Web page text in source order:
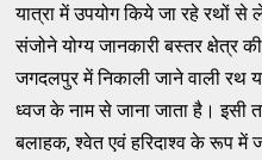
यात्रा में उपयोग किये जा रहे रथों से
संजोने योग्य जानकारी बस्तर क्षेत्र
जगदलपुर में निकाली जाने वाली रथ
ध्वज के नाम से जाना जाता है। इसी
बलाहक, श्वेत एवं हरिदाश्व के रूप में